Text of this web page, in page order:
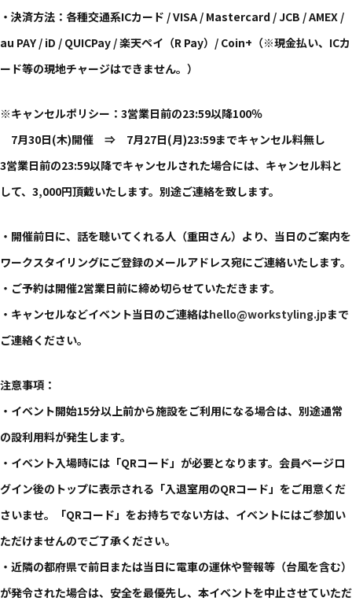
・決済方法：各種交通系ICカード / VISA / Mastercard / JCB / AMEX /
au PAY / iD / QUICPay / 楽天ペイ（R Pay）/ Coin+（※現金払い、ICカ
ード等の現地チャージはできません。）
※キャンセルポリシー：3営業日前の​23:59以降​100％
7月30日(木)開催 ⇒ 7月27日(月)23:59まで​キャンセル料無し
3営業日前の​23:59以降で​キャンセルされた​場合には、​キャンセル料と​
して、​3,000円頂戴いたします。​別途ご連絡を​致します。​
・開催前日に、​話を​聴いてくれる​人​（重田さん）より、​当日の​ご案内を​
ワークスタイリングに​ご登録の​メールアドレス宛に​ご連絡いたします。​
・​ご予約は​開催2営業日前に​締め切らせていただきます。​
・キャンセルなどイベント当日の​ご連絡は​hello@workstyling.jpまで​
ご連絡ください。​
注意事項：
・イベント開始15分以上前から施設をご利用になる場合は、別途通常
の設利用料が発生します。
・イベント入場時には「QRコード」が必要となります。会員ページロ
グイン後のトップに表示される「入退室用のQRコード」をご用意くだ
さいませ。「QRコード」をお持ちでない方は、イベントにはご参加い
ただけませんのでご了承ください。
・近隣の都府県で前日または当日に電車の運休や警報等（台風を含む）
が発令された場合は、安全を最優先し、本イベントを中止させていただ